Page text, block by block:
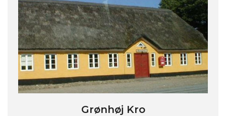
Grønhøj Kro